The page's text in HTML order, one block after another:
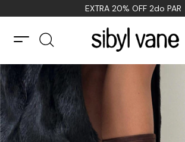
EXTRA 20% OFF 2do PAR